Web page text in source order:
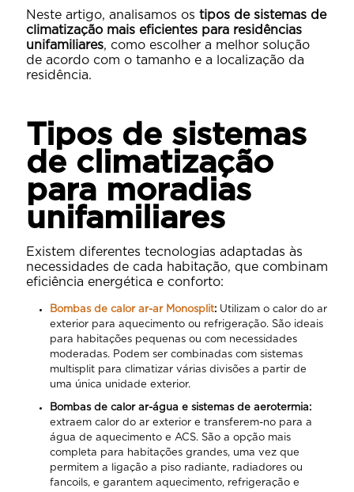
Neste artigo, analisamos os tipos de sistemas de
climatização mais eficientes para residências
unifamiliares, como escolher a melhor solução
de acordo com o tamanho e a localização da
residência.
Tipos de sistemas
de climatização
para moradias
unifamiliares
Existem diferentes tecnologias adaptadas às
necessidades de cada habitação, que combinam
eficiência energética e conforto:
Bombas de calor ar-ar Monosplit: Utilizam o calor do ar
exterior para aquecimento ou refrigeração. São ideais
para habitações pequenas ou com necessidades
moderadas. Podem ser combinadas com sistemas
multisplit para climatizar várias divisões a partir de
uma única unidade exterior.
Bombas de calor ar-água e sistemas de aerotermia:
extraem calor do ar exterior e transferem-no para a
água de aquecimento e ACS. São a opção mais
completa para habitações grandes, uma vez que
permitem a ligação a piso radiante, radiadores ou
fancoils, e garantem aquecimento, refrigeração e